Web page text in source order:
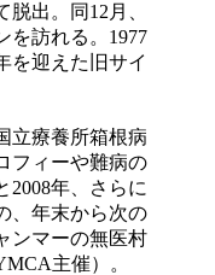
出。同12月、
を訪れる。1977
を迎えた旧サイ
立療養所箱根病
フィーや難病の
2008年、さらに
、年末から次の
ンマーの無医村
主催）。